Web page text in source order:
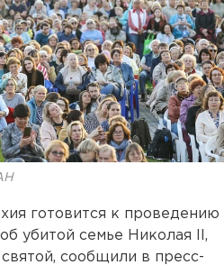
готовится к проведению
убитой семье Николая II,
сообщили в пресс-